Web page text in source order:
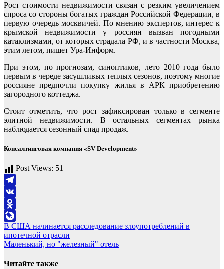
Рост стоимости недвижимости связан с резким увеличением
спроса со стороны богатых граждан Российской Федерации, в
первую очередь москвичей. По мнению экспертов, интерес к
крымской недвижимости у россиян вызван погодными
катаклизмами, от которых страдала РФ, и в частности Москва,
этим летом, пишет Ура-Информ.
При этом, по прогнозам, синоптиков, лето 2010 года было
первым в череде засушливых теплых сезонов, поэтому многие
россияне предпочли покупку жилья в АРК приобретению
загородного коттеджа.
Стоит отметить, что рост зафиксирован только в сегменте
элитной недвижимости. В остальных сегментах рынка
наблюдается сезонный спад продаж.
Консалтинговая компания «SV Development»
Post Views: 51
Telegram
VK
Odnoklassniki
LiveJournal
Навигация
по
В США начинается расследование злоупотреблений в
ипотечной отрасли
Маленький, но "железный" отель
Читайте также